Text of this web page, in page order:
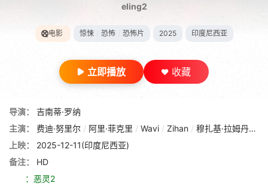
eling2
电影 惊悚 恐怖 恐怖片 2025 印度尼西亚
立即播放 收藏
导演：
吉南蒂·罗纳
主演：
费迪·努里尔 / 阿里·菲克里 / Wavi / Zihan / 穆扎基·拉姆丹 /
上映：
2025-12-11(印度尼西亚)
备注：
HD
：恶灵2